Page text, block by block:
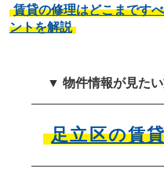
賃貸の修理はどこまです
ントを解説
▼ 物件情報が見た
足立区の賃